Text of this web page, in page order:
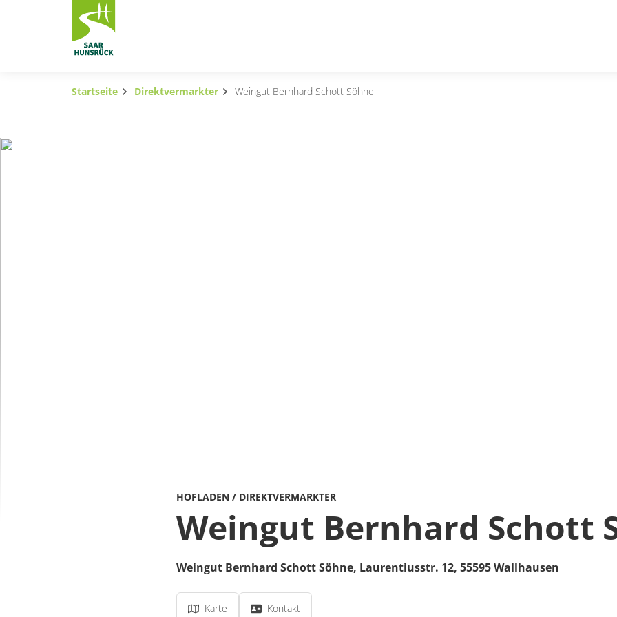
Zum Hauptinhalt springen
Subnavigation umschalten
Startseite Direktvermarkter Weingut Bernhard Schott Söhne
HOFLADEN / DIREKTVERMARKTER
Weingut Bernhard Schott
Weingut Bernhard Schott Söhne, Laurentiusstr. 12, 55595Wallhausen
Karte Kontakt